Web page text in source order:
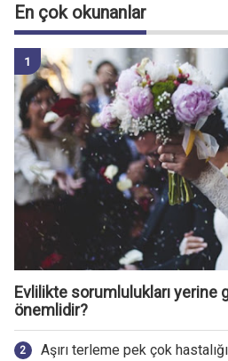
En çok okunanlar
Evlilikte sorumlulukları yerine
önemlidir?
Aşırı terleme pek çok